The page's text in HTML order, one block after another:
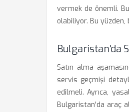
vermek de önemli.
olabiliyor. Bu yüzden,
Bulgaristan'da
Satın alma
servis geçmişi
edilmeli. Ayrıca,
Bulgaristan'da araç